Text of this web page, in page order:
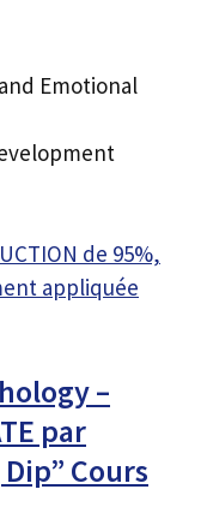
Emotional
de 95%,
appliquée
–
par
Cours